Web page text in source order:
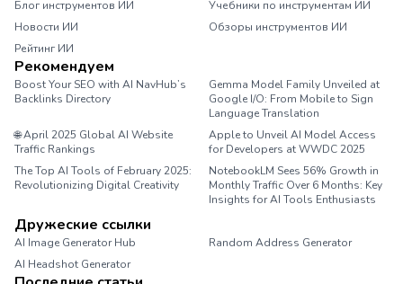
Блог инструментов ИИ
Учебники по инструментам ИИ
Новости ИИ
Обзоры инструментов ИИ
Рейтинг ИИ
Рекомендуем
Boost Your SEO with AI NavHub’s
Backlinks Directory
Gemma Model Family Unveiled at
Google I/O: From Mobile to Sign
Language Translation
🌐 April 2025 Global AI Website
Traffic Rankings
Apple to Unveil AI Model Access
for Developers at WWDC 2025
The Top AI Tools of February 2025:
Revolutionizing Digital Creativity
NotebookLM Sees 56% Growth in
Monthly Traffic Over 6 Months: Key
Insights for AI Tools Enthusiasts
Дружеские ссылки
AI Image Generator Hub
Random Address Generator
AI Headshot Generator